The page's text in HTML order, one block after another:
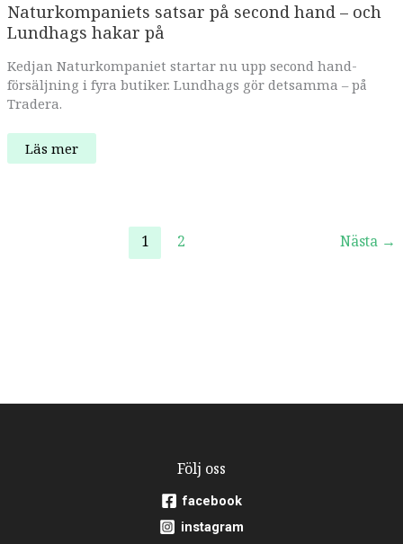
Naturkompaniets satsar på second hand – och
Lundhags hakar på
Kedjan Naturkompaniet startar nu upp second hand-
försäljning i fyra butiker. Lundhags gör detsamma – på
Tradera.
Naturkompaniets
satsar
Läs mer
1 2 Nästa →
Följ oss
facebook
instagram